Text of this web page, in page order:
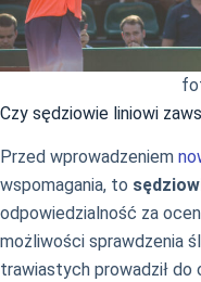
Czy sędziowie liniowi
Przed wprowadzeniem
wspomagania, to
odpowiedzialność za
możliwości sprawdzenia
trawiastych prowadził do